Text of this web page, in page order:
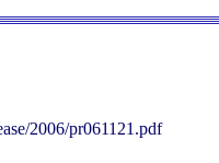
2006/pr061121.pdf